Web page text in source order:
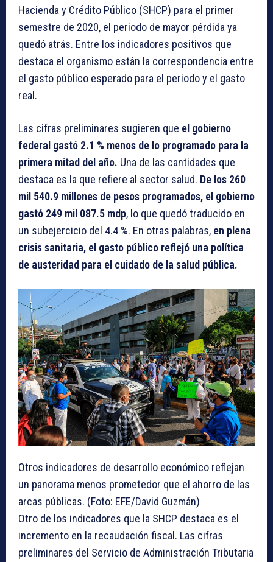
Hacienda y Crédito Público (SHCP) para el primer
semestre de 2020, el periodo de mayor pérdida ya
quedó atrás. Entre los indicadores positivos que
destaca el organismo están la correspondencia entre
el gasto público esperado para el periodo y el gasto
real.
Las cifras preliminares sugieren que el gobierno
federal gastó 2.1 % menos de lo programado para la
primera mitad del año. Una de las cantidades que
destaca es la que refiere al sector salud. De los 260
mil 540.9 millones de pesos programados, el gobierno
gastó 249 mil 087.5 mdp, lo que quedó traducido en
un subejercicio del 4.4 %. En otras palabras, en plena
crisis sanitaria, el gasto público reflejó una política
de austeridad para el cuidado de la salud pública.
Otros indicadores de desarrollo económico reflejan
un panorama menos prometedor que el ahorro de las
arcas públicas. (Foto: EFE/David Guzmán)
Otro de los indicadores que la SHCP destaca es el
incremento en la recaudación fiscal. Las cifras
preliminares del Servicio de Administración Tributaria